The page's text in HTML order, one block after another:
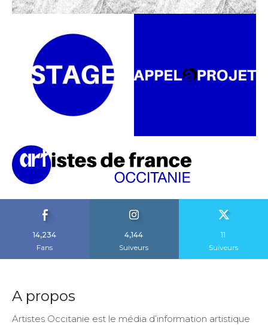
14,234
Fans
4,144
Suiveurs
11
Suiveurs
A propos
Artistes Occitanie est le média d’information artistique